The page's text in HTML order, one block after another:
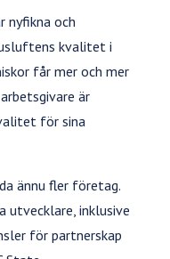
nyfikna och
kvalitet i
får mer och mer
är
för sina
ännu fler företag.
utvecklare, inklusive
för partnerskap